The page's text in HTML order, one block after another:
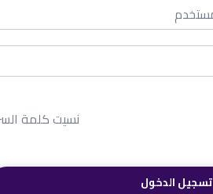
نسيت كلمة
تسجيل الدخول